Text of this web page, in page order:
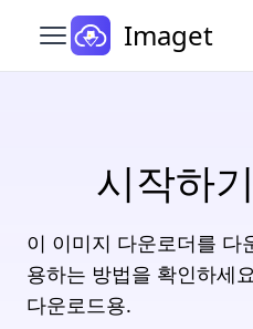
메인 메뉴 열기Imaget
시작하
이 이미지 다운로더를 다
용하는 방법을 확인하세
다운로드용.